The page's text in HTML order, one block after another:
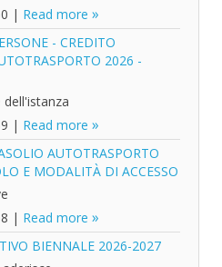
| Read more
- CREDITO
2026 -
| Read more
AUTOTRASPORTO
E MODALITÀ DI ACCESSO
| Read more
BIENNALE 2026-2027